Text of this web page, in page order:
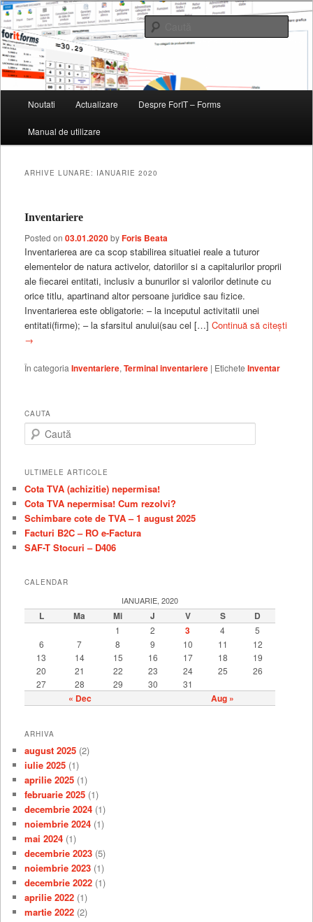
ForIT – Forms
Soft de gestiune pentru magazine, restaurante, baruri si fast-fooduri
Caută
principal
Sari
la
Sari
la
Noutati Actualizare Despre ForIT – Forms
Manual de utilizare
ARHIVE LUNARE: IANUARIE 2020
Inventariere
Posted on 03.01.2020byForis Beata
Inventarierea are ca scop stabilirea situatiei reale a tuturor
elementelor de natura activelor, datoriilor si a capitalurilor proprii
ale fiecarei entitati, inclusiv a bunurilor si valorilor detinute cu
orice titlu, apartinand altor persoane juridice sau fizice.
Inventarierea este obligatorie: – la inceputul activitatii unei
entitati(firme); – la sfarsitul anului(sau cel […] Continuă să citești
→
În categoria Inventariere, Terminal inventariere | Etichete Inventar
CAUTA
a
tULTIMELE ARTICOLE
Cota TVA (achizitie) nepermisa!
Cota TVA nepermisa! Cum rezolvi?
Schimbare cote de TVA – 1 august 2025
Facturi B2C – RO e-Factura
SAF-T Stocuri – D406
CALENDAR
IANUARIE, 2020
L Ma Mi J V S D
« Dec Aug »
1 2 3 4
5
6
7 8 9 10 11
12
13
14 15 16 17 18
19
20
21 22 23 24 25
26
27
28 29 30 31
ARHIVA
august 2025(2)
iulie 2025(1)
aprilie 2025(1)
februarie 2025(1)
decembrie 2024(1)
noiembrie 2024(1)
mai 2024(1)
decembrie 2023(5)
noiembrie 2023(1)
decembrie 2022(1)
aprilie 2022(1)
martie 2022(2)